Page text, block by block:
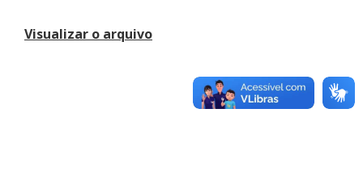
Visualizar o arquivo